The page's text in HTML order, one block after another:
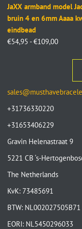
JaXX armband model
bruin 4 en 6mm Aaaa
eindbead
€54,95 - €109,00
+31736330220
+31653406229
Gravin Helenastraat 9
5221 CB ‘s-
The Netherlands
KvK: 73485691
BTW: NL002027505B71
EORI: NL5450296033